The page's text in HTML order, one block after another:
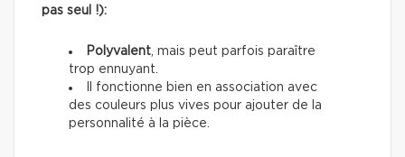
pas seul !):
Polyvalent , mais peut parfois paraître
trop ennuyant.
Il fonctionne bien en association avec
des couleurs plus vives pour ajouter de la
personnalité à la pièce.